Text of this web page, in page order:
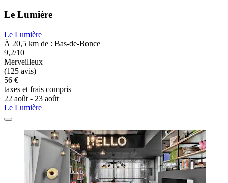
Le Lumière
Le Lumière
À 20,5 km de : Bas-de-Bonce
9,2/10
Merveilleux
(125 avis)
56 €
taxes et frais compris
22 août - 23 août
Le Lumière